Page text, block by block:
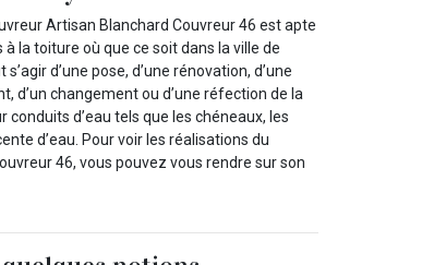
Artisan Blanchard Couvreur 46 est apte
la toiture où que ce soit dans la ville de
d’une pose, d’une rénovation, d’une
d’un changement ou d’une réfection de la
d’eau tels que les chéneaux, les
d’eau. Pour voir les réalisations du
46, vous pouvez vous rendre sur son